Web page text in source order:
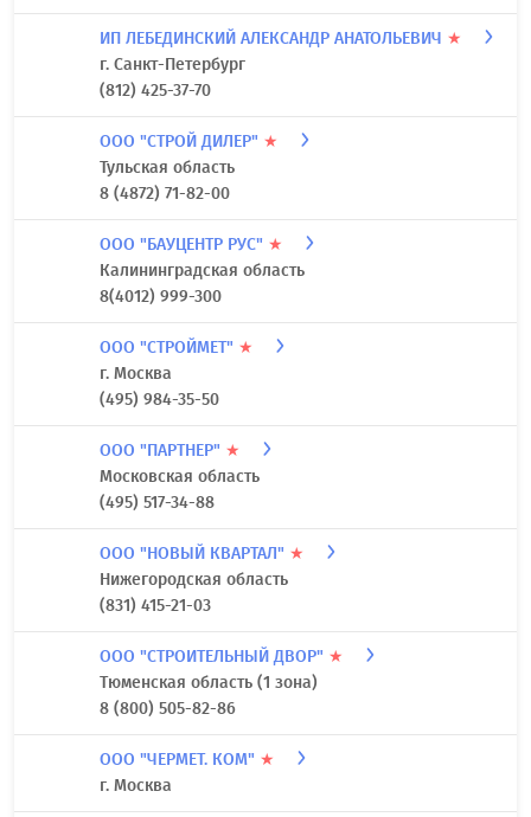
ИП ЛЕБЕДИНСКИЙ АЛЕКСАНДР АНАТОЛЬЕВИЧ ★
г. Санкт-Петербург
(812) 425-37-70
ООО "СТРОЙ ДИЛЕР" ★
Тульская область
8 (4872) 71-82-00
ООО "БАУЦЕНТР РУС" ★
Калининградская область
8(4012) 999-300
ООО "СТРОЙМЕТ" ★
г. Москва
(495) 984-35-50
ООО "ПАРТНЕР" ★
Московская область
(495) 517-34-88
ООО "НОВЫЙ КВАРТАЛ" ★
Нижегородская область
(831) 415-21-03
ООО "СТРОИТЕЛЬНЫЙ ДВОР" ★
Тюменская область (1 зона)
8 (800) 505-82-86
ООО "ЧЕРМЕТ. КОМ" ★
г. Москва